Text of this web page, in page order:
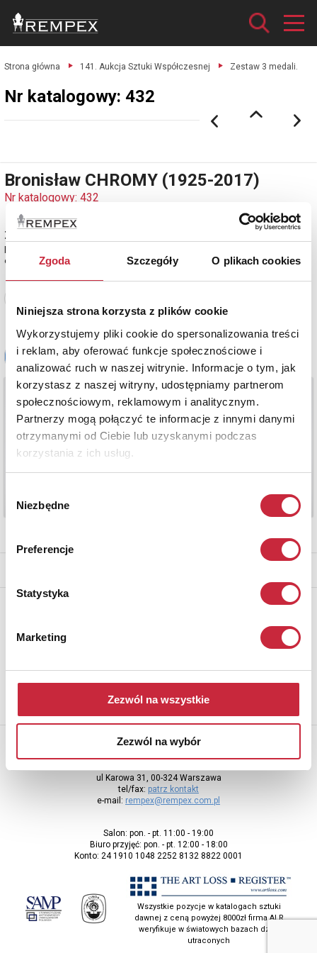
Zgoda Szczegóły O plikach cookies
Niniejsza strona korzysta z plików cookie
Wykorzystujemy pliki cookie do spersonalizowania treści
i reklam, aby oferować funkcje społecznościowe i
analizować ruch w naszej witrynie. Informacje o tym, jak
korzystasz z naszej witryny, udostępniamy partnerom
społecznościowym, reklamowym i analitycznym.
Partnerzy mogą połączyć te informacje z innymi danymi
otrzymanymi od Ciebie lub uzyskanymi podczas
korzystania z ich usług.
zgody
Niezbędne
Preferencje
Statystyka
Marketing
Zezwól na wszystkie
Zezwól na wybór
Strona główna 141. Aukcja Sztuki Współczesnej Zestaw 3 medali.
Nr katalogowy: 432
Bronisław CHROMY (1925-2017)
Nr katalogowy: 432
Zestaw 3 medali
estymacja: 2 100 - 2 400 zł
Aby otrzymywać informacje o nowych aukcjach, prosimy podać
Rempex Sp. z o.o
ul Karowa 31, 00-324 Warszawa
tel/fax: patrz kontakt
e-mail: rempex@rempex.com.pl
Salon: pon. - pt. 11:00 - 19:00
Biuro przyjęć: pon. - pt. 12:00 - 18:00
Konto: 24 1910 1048 2252 8132 8822 0001
Wszystkie pozycje w katalogach sztuki
dawnej z ceną powyżej 8000zł firma ALR
weryfikuje w światowych bazach dzieł
utraconych